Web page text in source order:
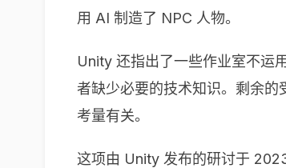
用 AI 制造了 NPC 人物。
Unity 还指出了一些作业室不运
者缺少必要的技术知识。剩余
考量有关。
这项由 Unity 发布的研讨于